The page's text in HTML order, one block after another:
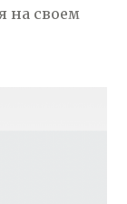
на своем